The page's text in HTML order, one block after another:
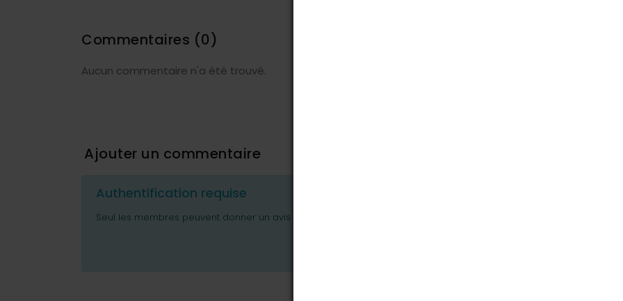
Commentaires (0)
Aucun commentaire n'a été trouvé.
Ajouter un commentaire
Authentification requise
Seul les membres peuvent donner un avis ou poser des questions.